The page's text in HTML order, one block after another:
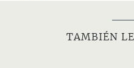
TAMBIÉN